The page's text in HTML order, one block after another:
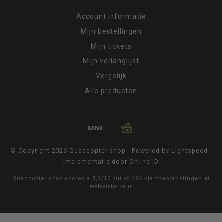
Account informatie
Mijn bestellingen
Mijn tickets
Mijn verlanglijst
Vergelijk
Alle producten
© Copyright 2026 Quadcopter-shop - Powered by Lightspeed -
Implementatie door Online ID
Quadcopter shop scores a 8,6/ 10 out of 494 klantbeoordelingen at
WebwinkelKeur